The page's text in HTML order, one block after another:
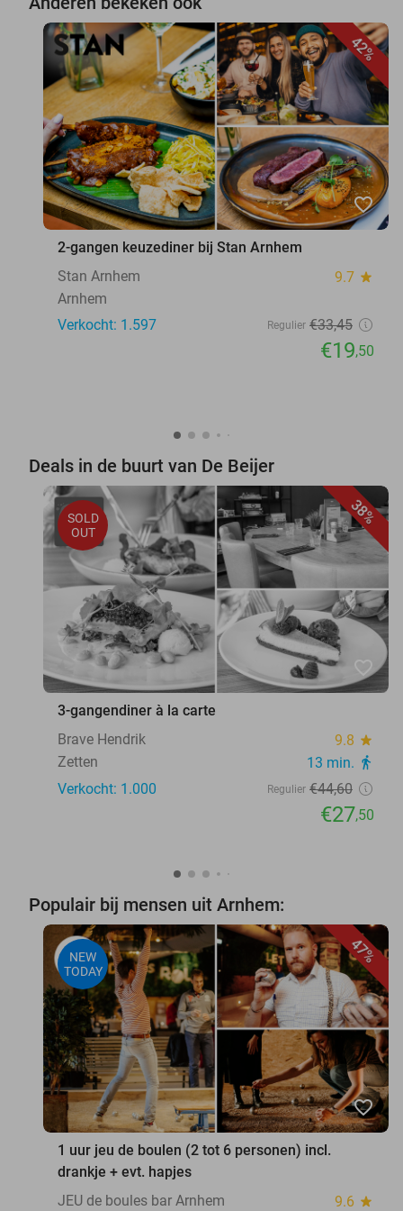
42%
favorite_border
2-gangen keuzediner bij Stan Arnhem
Stan Arnhem
9.7 star
Arnhem
Verkocht: 1.597
Regulier €33,45
€19,50
Deals in de buurt van De Beijer
38%
SOLD
OUT
favorite_border
3-gangendiner à la carte
Brave Hendrik
9.8 star
Zetten 13 min. directions_walk
Verkocht: 1.000 Regulier €44,60
€27,50
Populair bij mensen uit Arnhem:
47%
NEW
TODAY
favorite_border
1 uur jeu de boulen (2 tot 6 personen) incl.
drankje + evt. hapjes
JEU de boules bar Arnhem
9.6 star